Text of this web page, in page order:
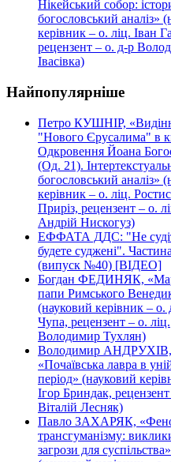
Нікейський собор:
богословський аналіз»
керівник – о. ліц. Іван
рецензент – о. д-р
Івасівка)
Найпопулярніше
Петро КУШНІР,
"Нового Єрусалима" в
Одкровення Йоана
(Од. 21).
богословський аналіз»
керівник – о. ліц.
Приріз, рецензент – о.
Андрій Нискогуз)
ЕФФАТА ДДС: "Не
будете суджені".
(випуск №40) [ВІДЕО]
Богдан ФЕДИНЯК,
папи Римського
(науковий керівник – о.
Чупа, рецензент – о. ліц.
Володимир Тухлян)
Володимир АНДРУХІВ,
«Почаївська лавра в
період» (науковий
Ігор Бриндак,
Віталій Лесняк)
Павло ЗАХАРЯК,
трансгуманізму:
загрози для суспільства»